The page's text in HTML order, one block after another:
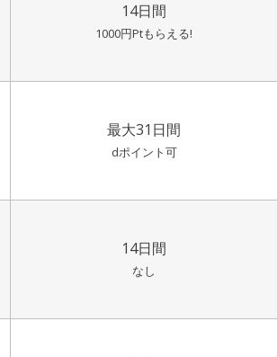
14日間
1000円Ptもらえる!
最大31日間
dポイント可
14日間
なし